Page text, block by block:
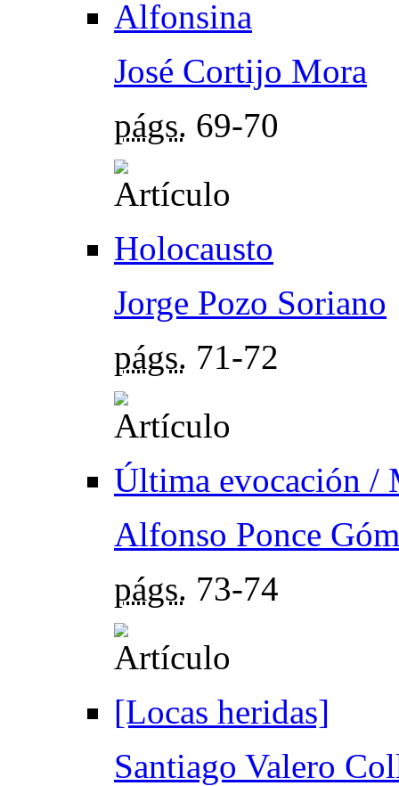
Alfonsina
José Cortijo Mora
págs. 69-70
Holocausto
Jorge Pozo Soriano
págs. 71-72
Última evocación /
Alfonso Ponce
págs. 73-74
[Locas heridas]
Santiago Valero